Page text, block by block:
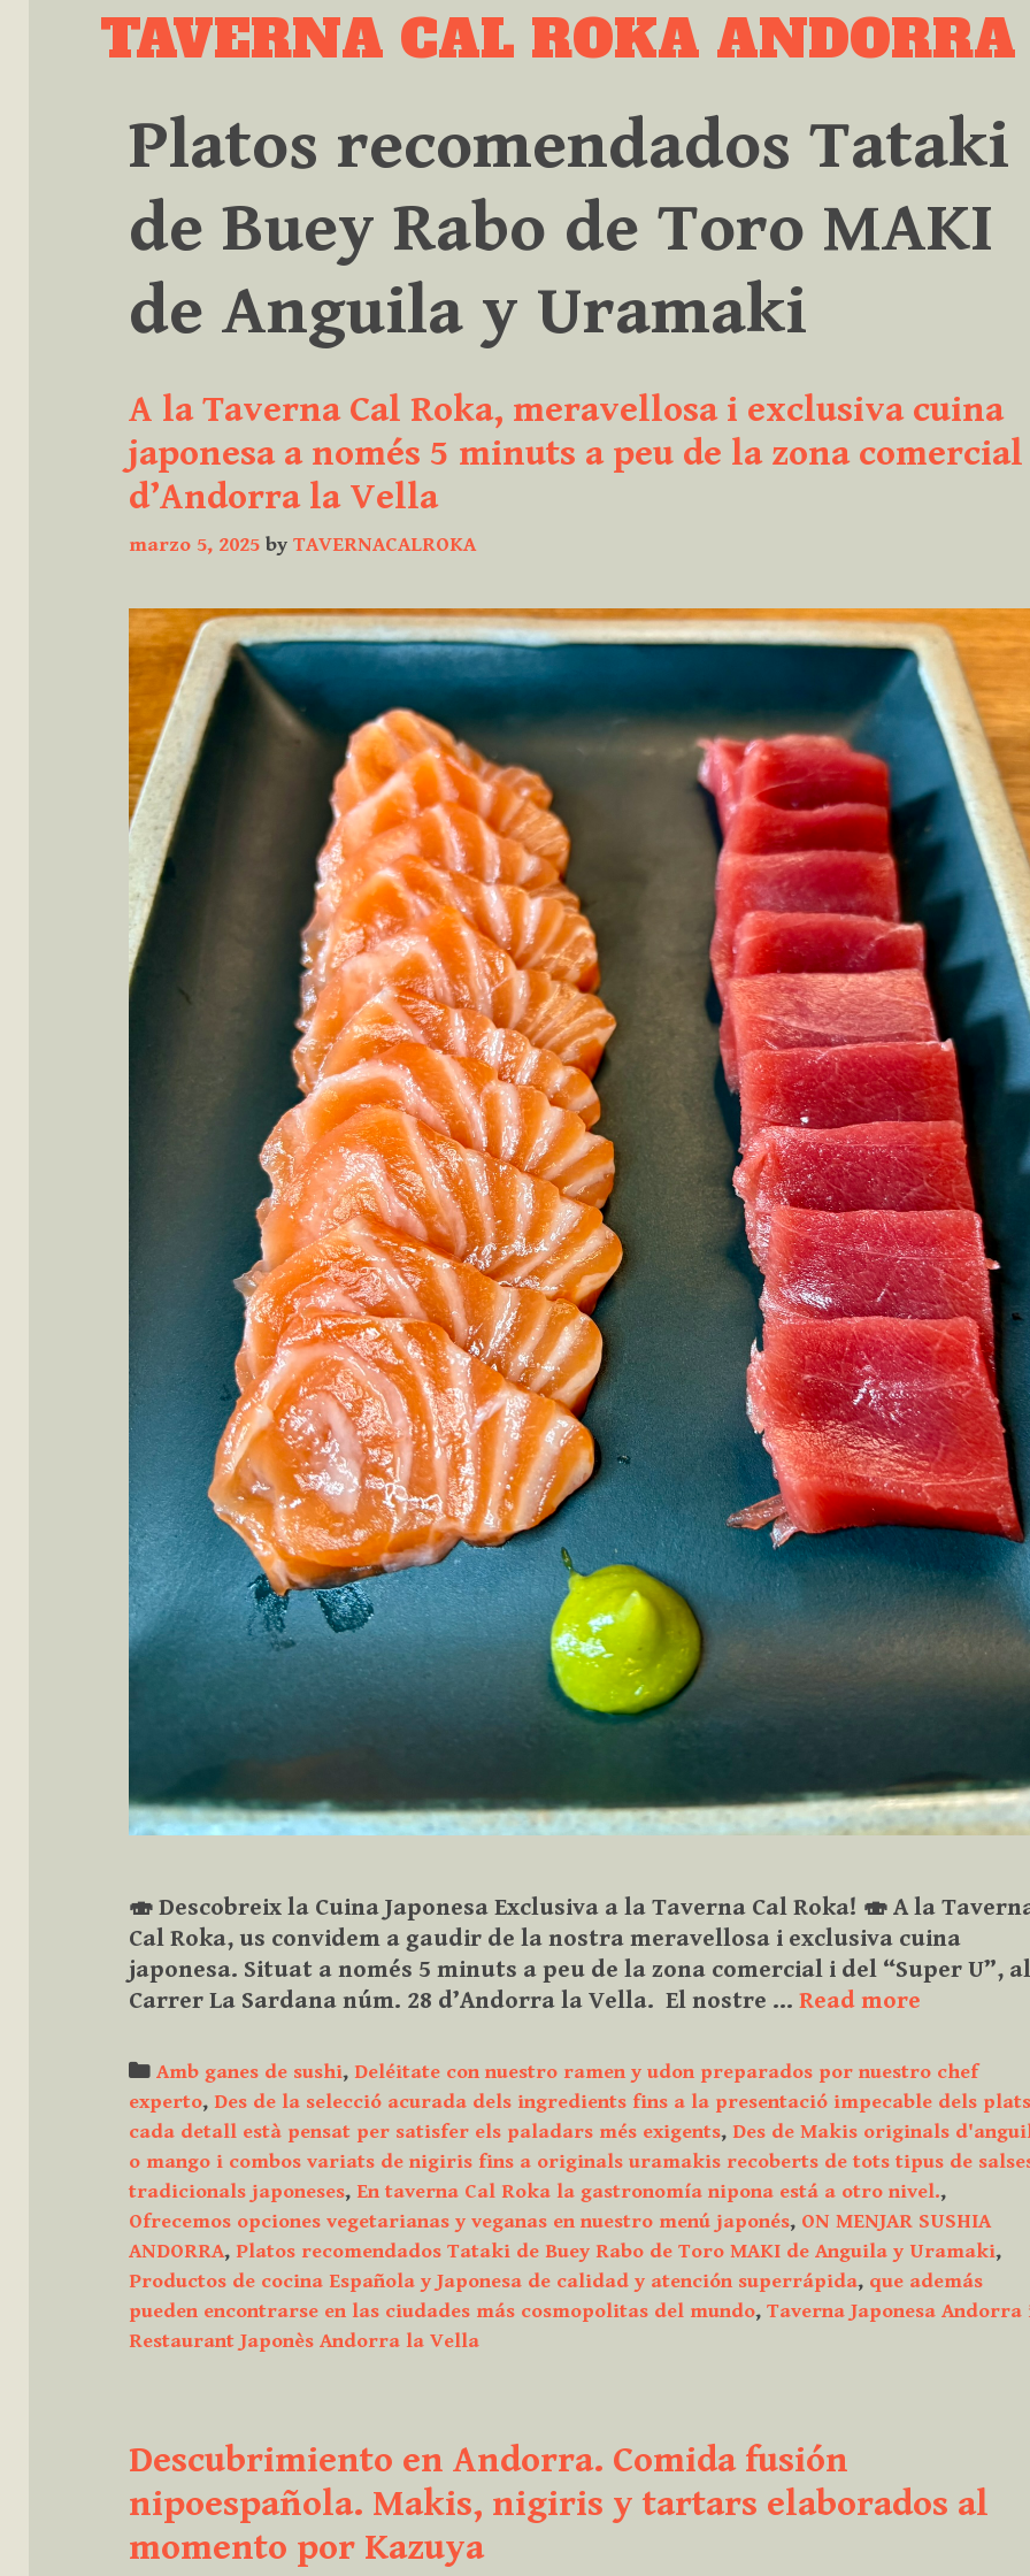
TAVERNA CAL ROKA ANDORRA
Platos recomendados Tataki
de Buey Rabo de Toro MAKI
de Anguila y Uramaki
A la Taverna Cal Roka, meravellosa i exclusiva cuina
japonesa a només 5 minuts a peu de la zona comercial
d’Andorra la Vella
marzo 5, 2025 by TAVERNACALROKA
🍣 Descobreix la Cuina Japonesa Exclusiva a la Taverna Cal Roka! 🍣 A la
Cal Roka, us convidem a gaudir de la nostra meravellosa i exclusiva cuina
japonesa. Situat a només 5 minuts a peu de la zona comercial i del “Super U”, al
Carrer La Sardana núm. 28 d’Andorra la Vella. El nostre … Read more
Taverna
Cal
Roka,
i
exclusiva
cuina
japonesa
a
de
Categories
Amb ganes de sushi, Deléitate con nuestro ramen y udon preparados por nuestro chef
experto, Des de la selecció acurada dels ingredients fins a la presentació impecable dels plats
cada detall està pensat per satisfer els paladars més exigents, Des de Makis originals
o mango i combos variats de nigiris fins a originals uramakis recoberts de tots tipus de
tradicionals japoneses, En taverna Cal Roka la gastronomía nipona está a otro nivel.,
Ofrecemos opciones vegetarianas y veganas en nuestro menú japonés, ON MENJAR SUSHIA
ANDORRA, Platos recomendados Tataki de Buey Rabo de Toro MAKI de Anguila y Uramaki,
Productos de cocina Española y Japonesa de calidad y atención superrápida, que además
pueden encontrarse en las ciudades más cosmopolitas del mundo, Taverna Japonesa Andorra
Restaurant Japonès Andorra la Vella
Descubrimiento en Andorra. Comida fusión
nipoespañola. Makis, nigiris y tartars elaborados al
momento por Kazuya